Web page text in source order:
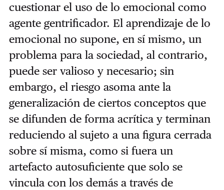
cuestionar el uso de lo emocional como
agente gentrificador. El aprendizaje de lo
emocional no supone, en sí mismo, un
problema para la sociedad, al contrario,
puede ser valioso y necesario; sin
embargo, el riesgo asoma ante la
generalización de ciertos conceptos que
se difunden de forma acrítica y terminan
reduciendo al sujeto a una figura cerrada
sobre sí misma, como si fuera un
artefacto autosuficiente que solo se
vincula con los demás a través de